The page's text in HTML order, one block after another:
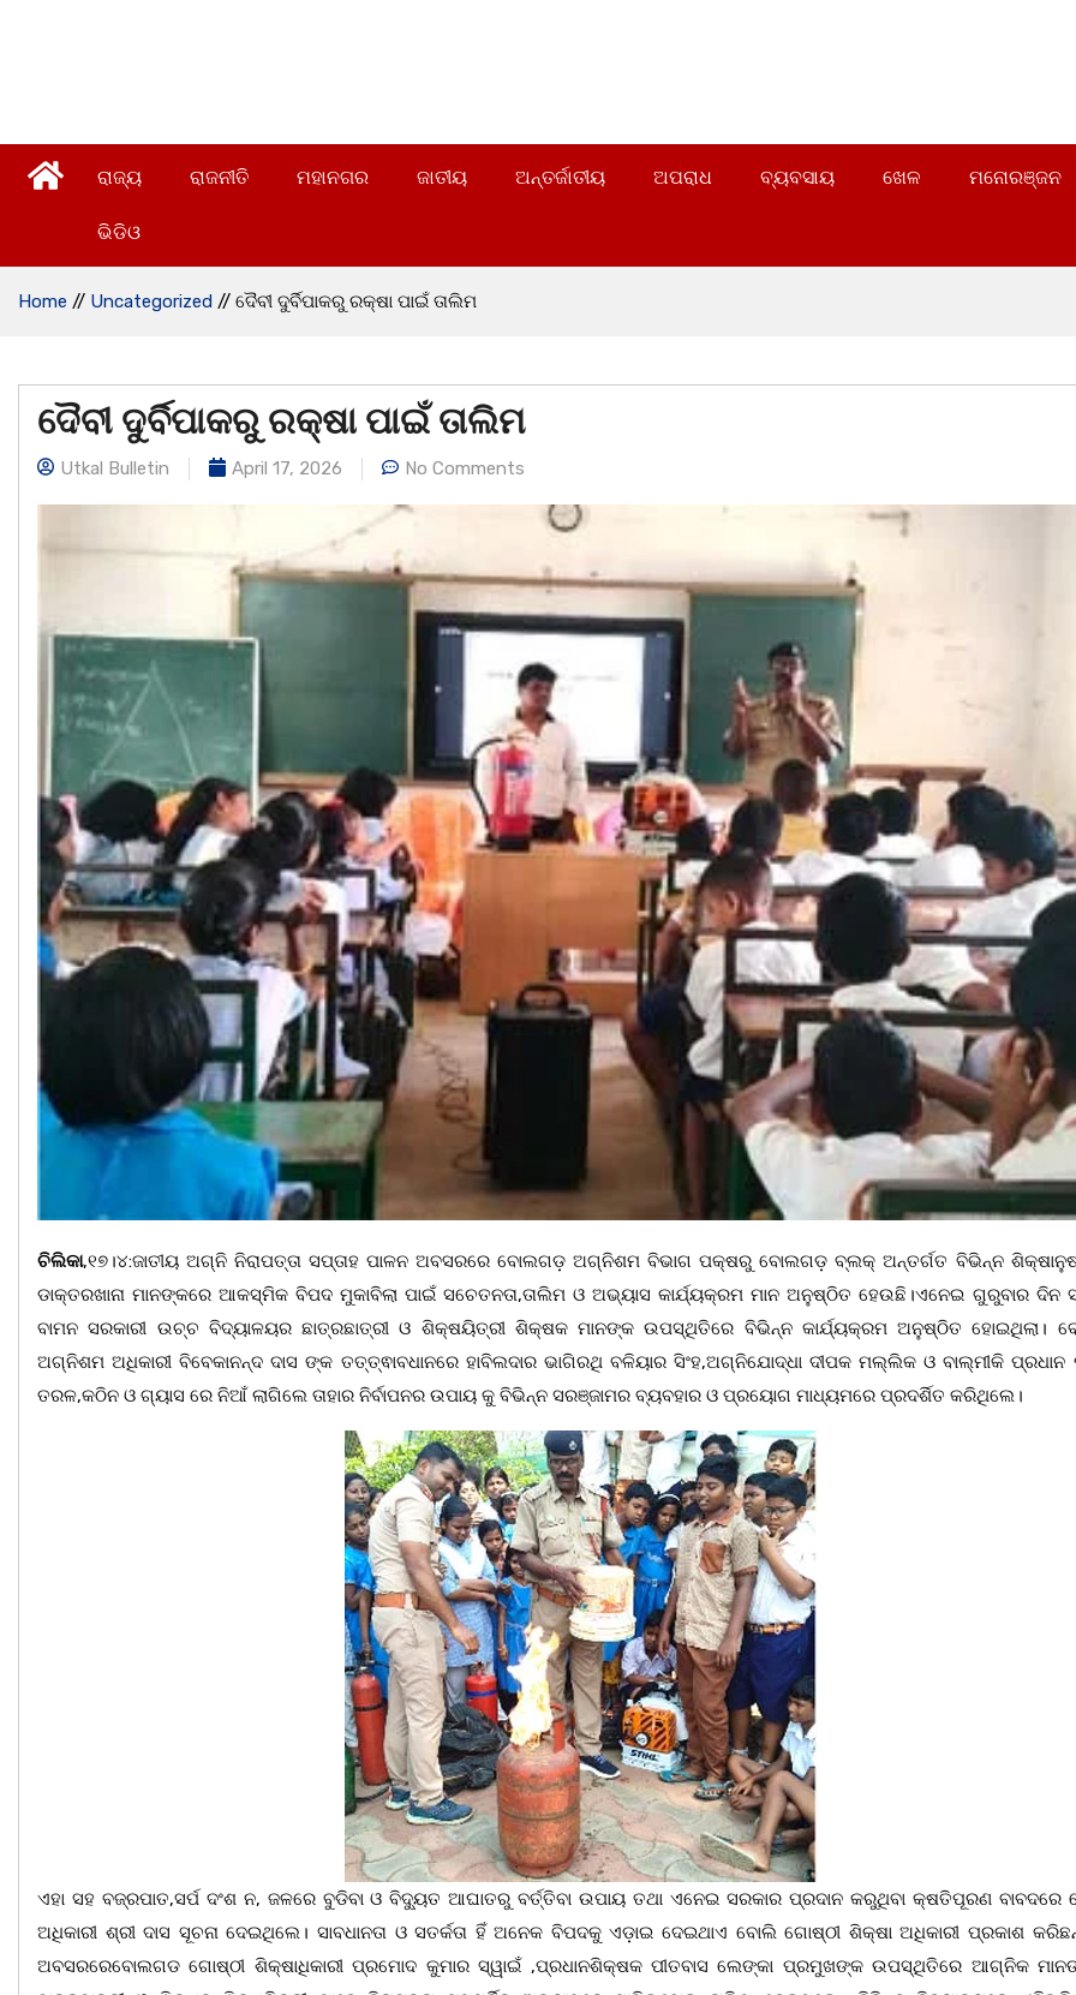
ରାଜ୍ୟ ରାଜନୀତି ମହାନଗର ଜାତୀୟ ଅନ୍ତର୍ଜାତୀୟ ଅପରାଧ ବ୍ୟବସାୟ ଖେଳ ମନୋରଞ୍ଜନ
ଭିଡିଓ
Home // Uncategorized // ଦୈବୀ ଦୁର୍ବିପାକରୁ ରକ୍ଷା ପାଇଁ ତାଲିମ
ଦୈବୀ ଦୁର୍ବିପାକରୁ ରକ୍ଷା ପାଇଁ ତାଲିମ
Utkal Bulletin April 17, 2026 No Comments
ଚିଲିକା,୧୭।୪:ଜାତୀୟ ଅଗ୍ନି ନିରାପତ୍ତା ସପ୍ତାହ ପାଳନ ଅବସରରେ ବୋଲଗଡ଼ ଅଗ୍ନିଶମ ବିଭାଗ ପକ୍ଷରୁ ବୋଲଗଡ଼ ବ୍ଲକ୍ ଅନ୍ତର୍ଗତ ବିଭିନ୍ନ
ଡାକ୍ତରଖାନା ମାନଙ୍କରେ ଆକସ୍ମିକ ବିପଦ ମୁକାବିଲା ପାଇଁ ସଚେତନତା,ତାଲିମ ଓ ଅଭ୍ୟାସ କାର୍ଯ୍ୟକ୍ରମ ମାନ ଅନୁଷ୍ଠିତ ହେଉଛି।ଏନେଇ ଗୁରୁବାର ଦିନ
ବାମନ ସରକାରୀ ଉଚ୍ଚ ବିଦ୍ୟାଳୟର ଛାତ୍ରଛାତ୍ରୀ ଓ ଶିକ୍ଷୟିତ୍ରୀ ଶିକ୍ଷକ ମାନଙ୍କ ଉପସ୍ଥିତିରେ ବିଭିନ୍ନ କାର୍ଯ୍ୟକ୍ରମ ଅନୁଷ୍ଠିତ ହୋଇଥିଲା।
ଅଗ୍ନିଶମ ଅଧିକାରୀ ବିବେକାନନ୍ଦ ଦାସ ଙ୍କ ତତ୍ତ୍ଵାବଧାନରେ ହାବିଲଦାର ଭାଗିରଥି ବଳିୟାର ସିଂହ,ଅଗ୍ନିଯୋଦ୍ଧା ଦୀପକ ମଲ୍ଲିକ ଓ ବାଲ୍ମୀକି
ତରଳ,କଠିନ ଓ ଗ୍ୟାସ ରେ ନିଆଁ ଲାଗିଲେ ତାହାର ନିର୍ବାପନର ଉପାୟ କୁ ବିଭିନ୍ନ ସରଞ୍ଜାମର ବ୍ୟବହାର ଓ ପ୍ରୟୋଗ ମାଧ୍ୟମରେ ପ୍ରଦର୍ଶିତ କରିଥିଲେ।
ଏହା ସହ ବଜ୍ରପାତ,ସର୍ପ ଦଂଶ ନ, ଜଳରେ ବୁଡିବା ଓ ବିଦ୍ୟୁତ ଆଘାତରୁ ବର୍ତ୍ତିବା ଉପାୟ ତଥା ଏନେଇ ସରକାର ପ୍ରଦାନ କରୁଥିବା କ୍ଷତିପୂରଣ ବାବଦରେ
ଅଧିକାରୀ ଶ୍ରୀ ଦାସ ସୂଚନା ଦେଇଥିଲେ। ସାବଧାନତା ଓ ସତର୍କତା ହିଁ ଅନେକ ବିପଦକୁ ଏଡ଼ାଇ ଦେଇଥାଏ ବୋଲି ଗୋଷ୍ଠୀ ଶିକ୍ଷା ଅଧିକାରୀ ପ୍ରକାଶ
ଅବସରରେବୋଲଗଡ ଗୋଷ୍ଠୀ ଶିକ୍ଷାଧିକାରୀ ପ୍ରମୋଦ କୁମାର ସ୍ୱାଇଁ ,ପ୍ରଧାନଶିକ୍ଷକ ପୀତବାସ ଲେଙ୍କା ପ୍ରମୁଖଙ୍କ ଉପସ୍ଥିତିରେ ଆଗ୍ନିକ